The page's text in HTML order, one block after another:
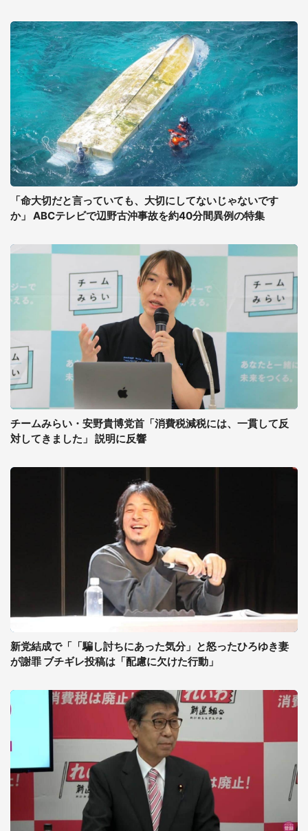
「命大切だと言っていても、大切にしてないじゃないです
か」 ABCテレビで辺野古沖事故を約40分間異例の特集
チームみらい・安野貴博党首「消費税減税には、一貫して反
対してきました」 説明に反響
新党結成で「「騙し討ちにあった気分」と怒ったひろゆき妻
が謝罪 ブチギレ投稿は「配慮に欠けた行動」